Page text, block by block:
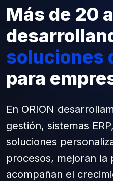
Más de 20
soluciones
para
En ORION
gestión, sistemas
soluciones
procesos, mejoran la
acompañan el